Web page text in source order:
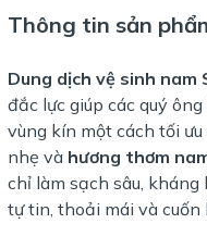
Thông tin sản
Dung dịch vệ sinh nam
đắc lực giúp các quý
vùng kín một cách tối
nhẹ và hương thơm
chỉ làm sạch sâu,
tự tin, thoải mái và cuốn